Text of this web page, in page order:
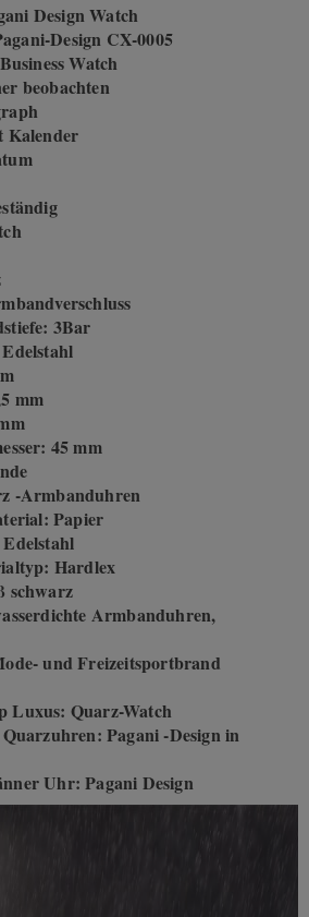
Design Watch
Design CX-0005
Watch
beobachten
Kalender
3Bar
mm
45 mm
-Armbanduhren
Papier
Hardlex
schwarz
Armbanduhren,
und Freizeitsportbrand
Luxus: Quarz-Watch
Pagani -Design in
Uhr: Pagani Design